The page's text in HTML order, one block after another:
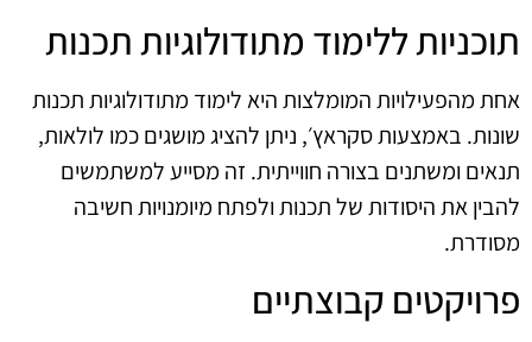
תוכניות ללימוד מתודולוגיות תכנות
אחת מהפעילויות המומלצות היא לימוד מתודולוגיות תכנות
שונות. באמצעות סקראץ׳, ניתן להציג מושגים כמו לולאות,
תנאים ומשתנים בצורה חווייתית. זה מסייע למשתמשים
להבין את היסודות של תכנות ולפתח מיומנויות חשיבה
מסודרת.
פרויקטים קבוצתיים